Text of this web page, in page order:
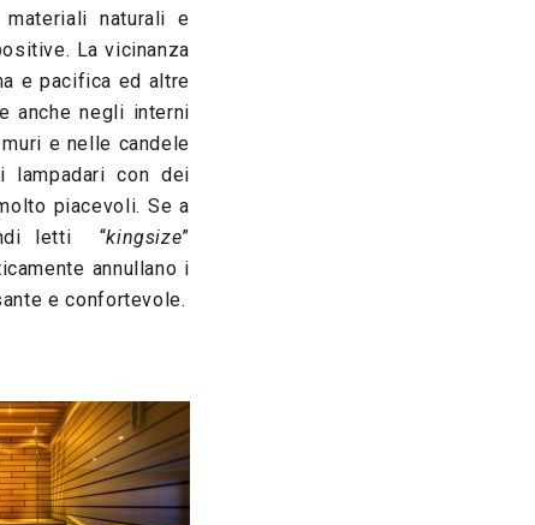
naturali e
La vicinanza
e pacifica ed altre
anche negli interni
e nelle candele
con dei
piacevoli. Se a
letti “kingsize”
annullano i
e confortevole.